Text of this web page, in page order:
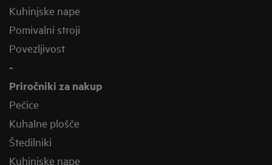
Kuhinjske nape
Pomivalni stroji
Povezljivost
-
Priročniki za nakup
Pečice
Kuhalne plošče
Štedilniki
Kuhinjske nape